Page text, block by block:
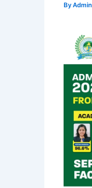
ByAdmin